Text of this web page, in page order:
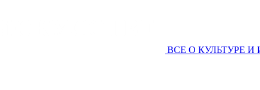
ВСЕ О КУЛЬТУРЕ И